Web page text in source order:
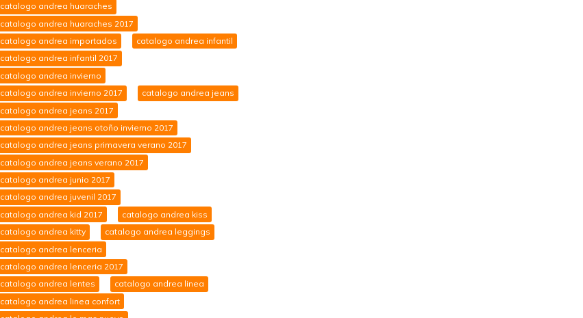
catalogo andrea huaraches
catalogo andrea huaraches 2017
catalogo andrea importados
catalogo andrea infantil
catalogo andrea infantil 2017
catalogo andrea invierno
catalogo andrea invierno 2017
catalogo andrea jeans
catalogo andrea jeans 2017
catalogo andrea jeans otoño invierno 2017
catalogo andrea jeans primavera verano 2017
catalogo andrea jeans verano 2017
catalogo andrea junio 2017
catalogo andrea juvenil 2017
catalogo andrea kid 2017
catalogo andrea kiss
catalogo andrea kitty
catalogo andrea leggings
catalogo andrea lenceria
catalogo andrea lenceria 2017
catalogo andrea lentes
catalogo andrea linea
catalogo andrea linea confort